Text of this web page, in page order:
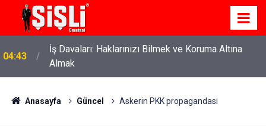
04:43
İş Davaları: Haklarınızı Bilmek ve Koruma Altına
Almak
Anasayfa Güncel Askerin PKK propagandası